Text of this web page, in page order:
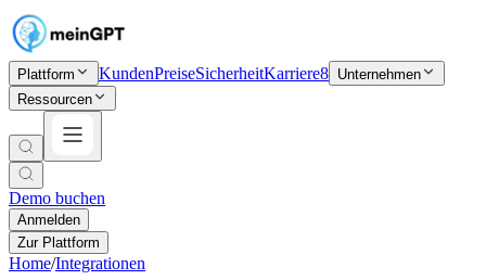
Plattform KundenPreiseSicherheitKarriere8 Unternehmen
Ressourcen
Demo buchen
Anmelden
Zur Plattform
Home/Integrationen